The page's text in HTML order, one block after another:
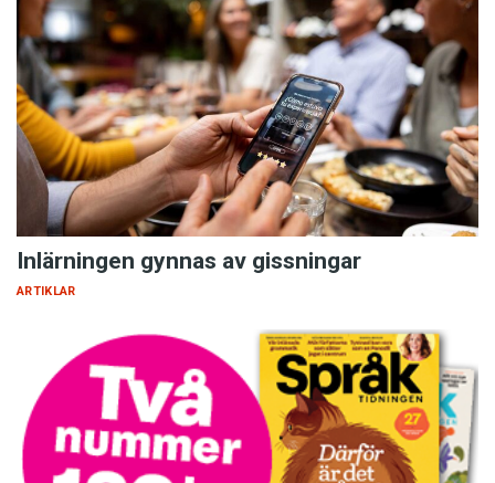
Inlärningen gynnas av gissningar
ARTIKLAR